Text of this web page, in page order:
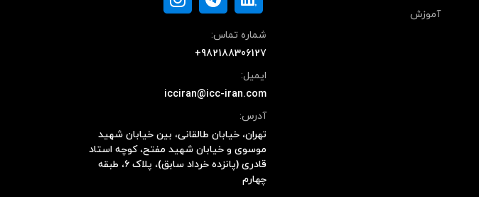
آموزش
شماره تماس:
+982188306127
ایمیل:
icciran@icc-iran.com
آدرس:
تهران، خیابان طالقانی، بین خیابان شهید
موسوی و خیابان شهید مفتح، کوچه استاد
قادری (پانزده خرداد سابق)، پلاک ۶، طبقه
چهارم